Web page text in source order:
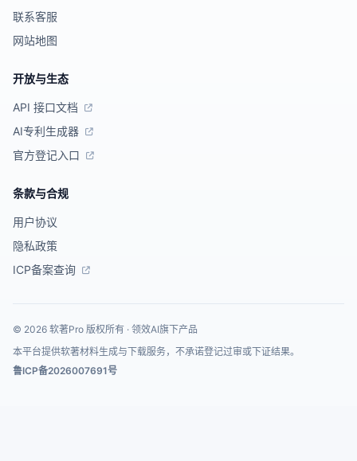
联系客服
网站地图
开放与生态
API 接口文档
AI专利生成器
官方登记入口
条款与合规
用户协议
隐私政策
ICP备案查询
© 2026 软著Pro 版权所有 · 领效AI旗下产品
本平台提供软著材料生成与下载服务，不承诺登记过审或下证结果。
鲁ICP备2026007691号